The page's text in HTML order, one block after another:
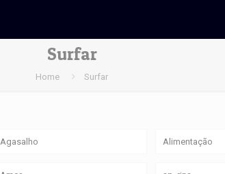
Surfar
Home Surfar
Agasalho Alimentação